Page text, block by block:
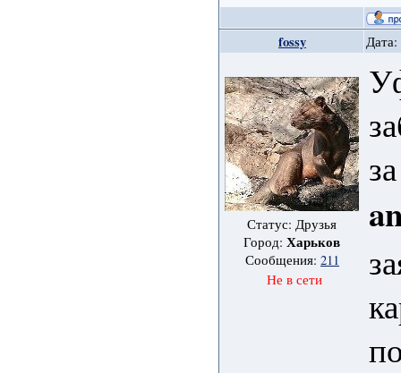
fossy Дата:
Статус: Друзья
Город:Харьков
Сообщения: 211
Не в сети